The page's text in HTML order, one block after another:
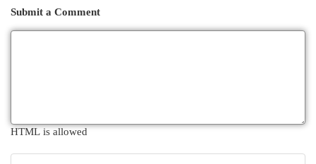
Submit a Comment
HTML is allowed